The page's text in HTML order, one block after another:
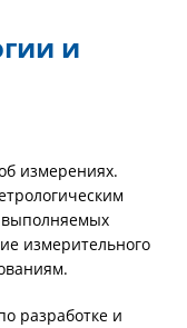
и
измерениях.
выполняемых
измерительного
разработке и